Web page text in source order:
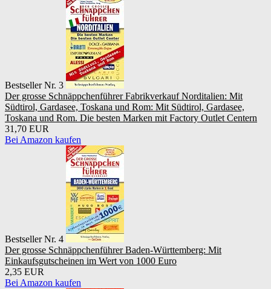
Bestseller Nr. 3
Der grosse Schnäppchenführer Fabrikverkauf Norditalien: Mit
Südtirol, Gardasee, Toskana und Rom: Mit Südtirol, Gardasee,
Toskana und Rom. Die besten Marken mit Factory Outlet Centern
31,70 EUR
Bei Amazon kaufen
Bestseller Nr. 4
Der grosse Schnäppchenführer Baden-Württemberg: Mit
Einkaufsgutscheinen im Wert von 1000 Euro
2,35 EUR
Bei Amazon kaufen